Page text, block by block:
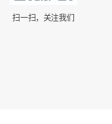
扫一扫，关注我们